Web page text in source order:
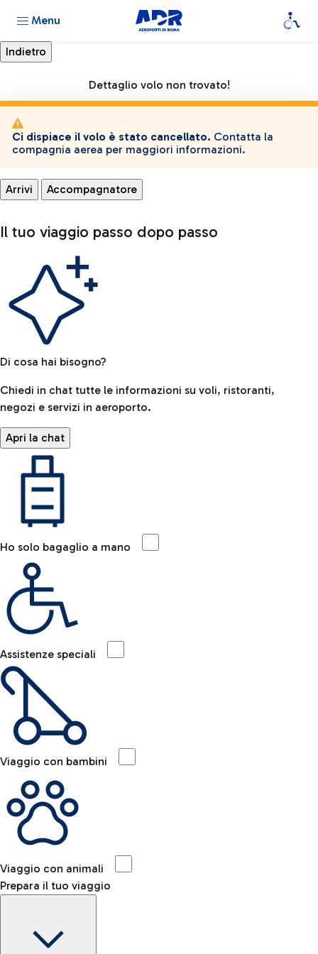
Menu
Dettaglio volo non trovato!
Ci dispiace il volo è stato cancellato. Contatta la
compagnia aerea per maggiori informazioni.
Arrivi Accompagnatore
Il tuo viaggio passo dopo passo
Di cosa hai bisogno?
Chiedi in chat tutte le informazioni su voli, ristoranti,
negozi e servizi in aeroporto.
Apri la chat
Ho solo bagaglio a mano
Assistenze speciali
Viaggio con bambini
Viaggio con animali
Prepara il tuo viaggio